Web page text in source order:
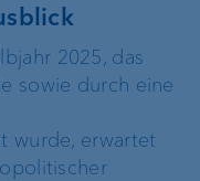
2025, das
sowie durch eine
wurde, erwartet